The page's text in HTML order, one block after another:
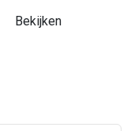
Bekijken